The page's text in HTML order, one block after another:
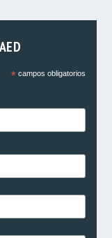
*campos obligatorios